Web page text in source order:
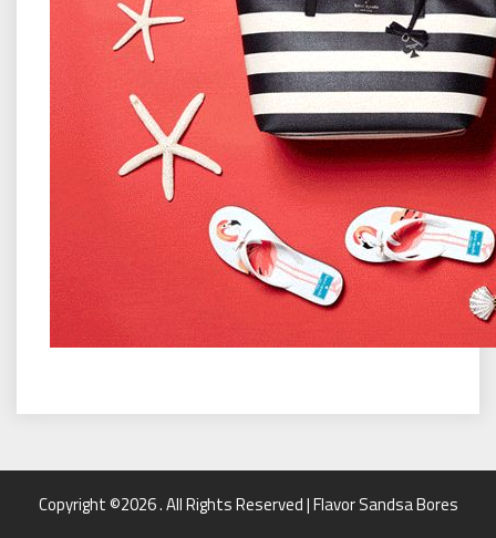
Copyright ©2026 . All Rights Reserved | Flavor Sandsa Bores